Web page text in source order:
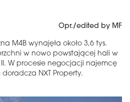
Opr./edited by MF
M4B wynajęła około 3,6 tys.
w nowo powstającej hali w
II. W procesie negocjacji najemcę
NXT Property.